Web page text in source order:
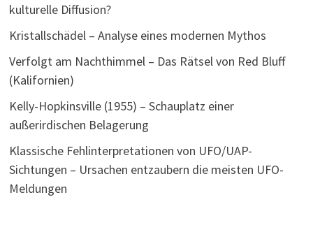
kulturelle Diffusion?
Kristallschädel – Analyse eines modernen Mythos
Verfolgt am Nachthimmel – Das Rätsel von Red Bluff
(Kalifornien)
Kelly-Hopkinsville (1955) – Schauplatz einer
außerirdischen Belagerung
Klassische Fehlinterpretationen von UFO/UAP-
Sichtungen – Ursachen entzaubern die meisten UFO-
Meldungen